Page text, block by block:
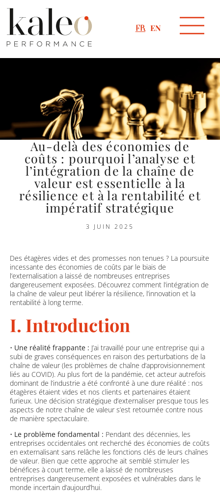
FR EN
Au-delà des économies de
coûts : pourquoi l’analyse et
l’intégration de la chaîne de
valeur est essentielle à la
résilience et à la rentabilité et
impératif stratégique
3 JUIN 2025
Des étagères vides et des promesses non tenues ? La poursuite
incessante des économies de coûts par le biais de
l’externalisation a laissé de nombreuses entreprises
dangereusement exposées. Découvrez comment l’intégration de
la chaîne de valeur peut libérer la résilience, l’innovation et la
rentabilité à long terme.
I. Introduction
• Une réalité frappante : J’ai travaillé pour une entreprise qui a
subi de graves conséquences en raison des perturbations de la
chaîne de valeur (les problèmes de chaîne d’approvisionnement
liés au COVID). Au plus fort de la pandémie, cet acteur autrefois
dominant de l’industrie a été confronté à une dure réalité : nos
étagères étaient vides et nos clients et partenaires étaient
furieux. Une décision stratégique d’externaliser presque tous les
aspects de notre chaîne de valeur s’est retournée contre nous
de manière spectaculaire.
• Le problème fondamental : Pendant des décennies, les
entreprises occidentales ont recherché des économies de coûts
en externalisant sans relâche les fonctions clés de leurs chaînes
de valeur. Bien que cette approche ait semblé stimuler les
bénéfices à court terme, elle a laissé de nombreuses
entreprises dangereusement exposées et vulnérables dans le
monde incertain d’aujourd’hui.